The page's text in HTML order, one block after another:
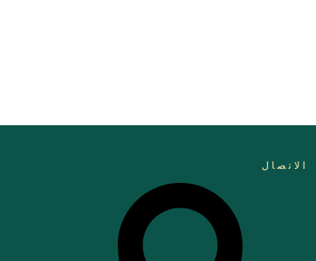
الاتصال